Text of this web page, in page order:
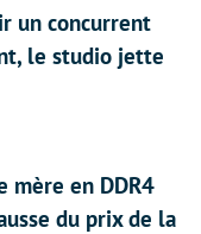
un concurrent
le studio jette
mère en DDR4
du prix de la